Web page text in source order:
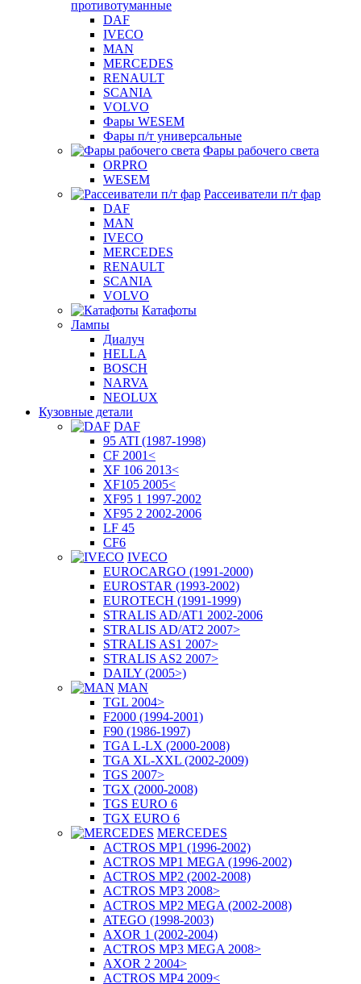
противотуманные
DAF
IVECO
MAN
MERCEDES
RENAULT
SCANIA
VOLVO
Фары WESEM
Фары п/т универсальные
Фары рабочего света
ORPRO
WESEM
Рассеиватели п/т фар
DAF
MAN
IVECO
MERCEDES
RENAULT
SCANIA
VOLVO
Катафоты
Лампы
Диалуч
HELLA
BOSCH
NARVA
NEOLUX
Кузовные детали
DAF
95 ATI (1987-1998)
CF 2001<
XF 106 2013<
XF105 2005<
XF95 1 1997-2002
XF95 2 2002-2006
LF 45
CF6
IVECO
EUROCARGO (1991-2000)
EUROSTAR (1993-2002)
EUROTECH (1991-1999)
STRALIS AD/AT1 2002-2006
STRALIS AD/AT2 2007>
STRALIS AS1 2007>
STRALIS AS2 2007>
DAILY (2005>)
MAN
TGL 2004>
F2000 (1994-2001)
F90 (1986-1997)
TGA L-LX (2000-2008)
TGA XL-XXL (2002-2009)
TGS 2007>
TGX (2000-2008)
TGS EURO 6
TGX EURO 6
MERCEDES
ACTROS MP1 (1996-2002)
ACTROS MP1 MEGA (1996-2002)
ACTROS MP2 (2002-2008)
ACTROS MP3 2008>
ACTROS MP2 MEGA (2002-2008)
ATEGO (1998-2003)
AXOR 1 (2002-2004)
ACTROS MP3 MEGA 2008>
AXOR 2 2004>
ACTROS MP4 2009<